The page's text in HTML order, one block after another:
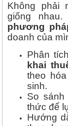
Không phải
giống
phương
doanh của
Phân
khai
theo
sinh.
So
thức để
Hướng